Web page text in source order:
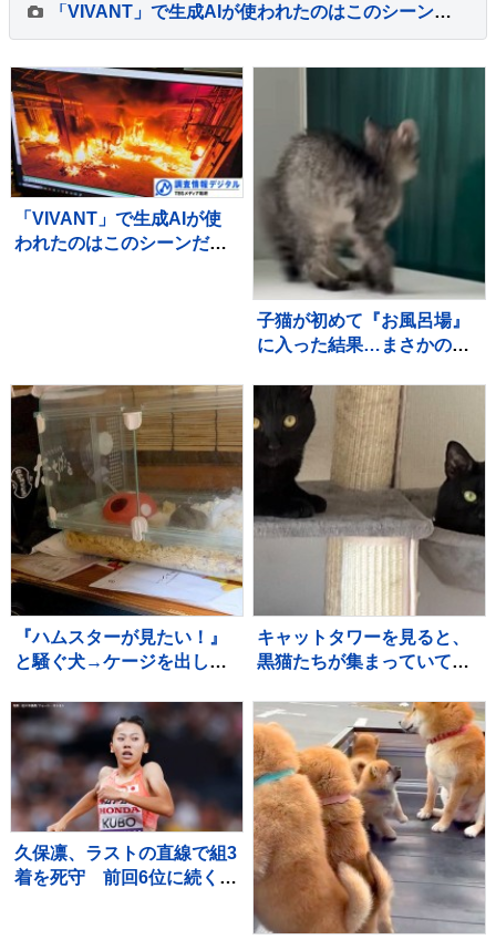
「VIVANT」で生成AIが使われたのはこのシーンだ！～TBSドラマ初の本格利用～【調査情報デジタル】
「VIVANT」で生成AIが使
われたのはこのシーンだ！
子猫が初めて『お風呂場』
に入った結果…まさかの
再生「兄猫たちがたまらん
ｗ」「見守り隊が増えて笑
った」
『ハムスターが見たい！』
と騒ぐ犬→ケージを出して
て…人間の子どものような
光景に反響「なんて尊い
の」「姿勢がｗ」
キャットタワーを見ると、
黒猫たちが集まっていて…
『素敵すぎる瞬間』に２万
いいね「圧巻」「かわいす
ぎる影分身」
久保凛、ラストの直線で組3
着を死守 前回6位に続く2